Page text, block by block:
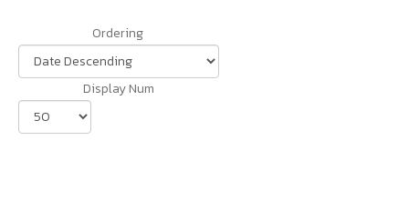
Ordering
Display Num